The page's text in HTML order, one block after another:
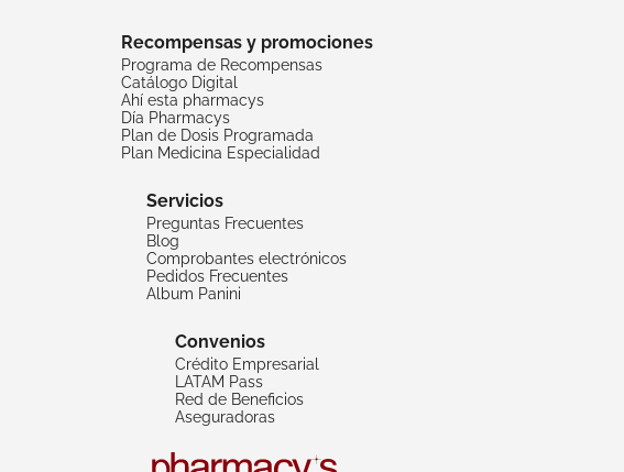
Recompensas y promociones
Programa de Recompensas
Catálogo Digital
Ahí esta pharmacys
Día Pharmacys
Plan de Dosis Programada
Plan Medicina Especialidad
Servicios
Preguntas Frecuentes
Blog
Comprobantes electrónicos
Pedidos Frecuentes
Album Panini
Convenios
Crédito Empresarial
LATAM Pass
Red de Beneficios
Aseguradoras